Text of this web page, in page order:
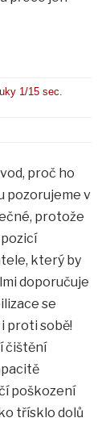
1/15 sec.
proč ho
pozorujeme v
protože
který by
doporučuje
se
proti sobě!
čištění
poškození
třísklo dolů